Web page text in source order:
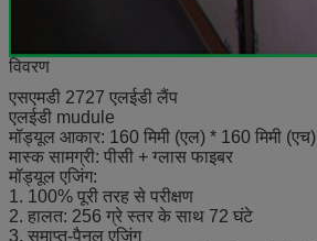
विवरण
एसएमडी 2727 एलईडी लैंप
एलईडी mudule
मॉड्यूल आकार: 160 मिमी (एल) * 160 मिमी (एच)
मास्क सामग्री: पीसी + ग्लास फाइबर
मॉड्यूल एजिंग:
1. 100% पूरी तरह से परीक्षण
2. हालत: 256 ग्रे स्तर के साथ 72 घंटे
3. समाप्त-पैनल एजिंग